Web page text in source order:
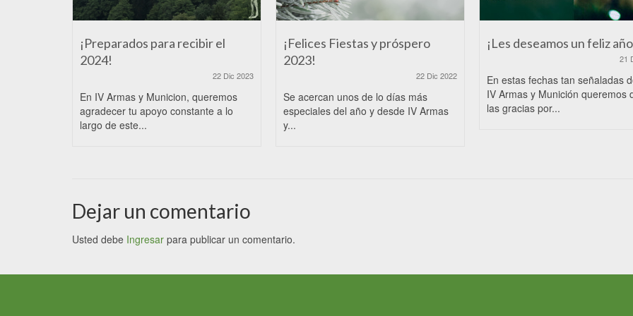
¡Preparados para recibir el
2024!
22 Dic 2023
En IV Armas y Municion, queremos
agradecer tu apoyo constante a lo
largo de este...
¡Felices Fiestas y próspero
2023!
22 Dic 2022
Se acercan unos de lo días más
especiales del año y desde IV Armas
y...
¡Les deseamos un feliz
21
En estas fechas tan señaladas
IV Armas y Munición queremos
las gracias por...
Dejar un comentario
Usted debe Ingresar para publicar un comentario.